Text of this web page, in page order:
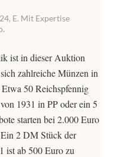
E. Mit Expertise
ist in dieser Auktion
zahlreiche Münzen in
50 Reichspfennig
1931 in PP oder ein 5
starten bei 2.000 Euro
2 DM Stück der
ist ab 500 Euro zu